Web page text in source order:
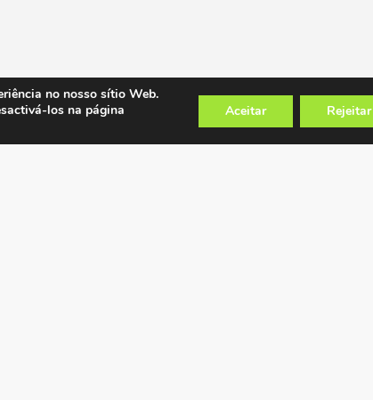
no nosso sítio Web.
los na página
Aceitar Rejeitar